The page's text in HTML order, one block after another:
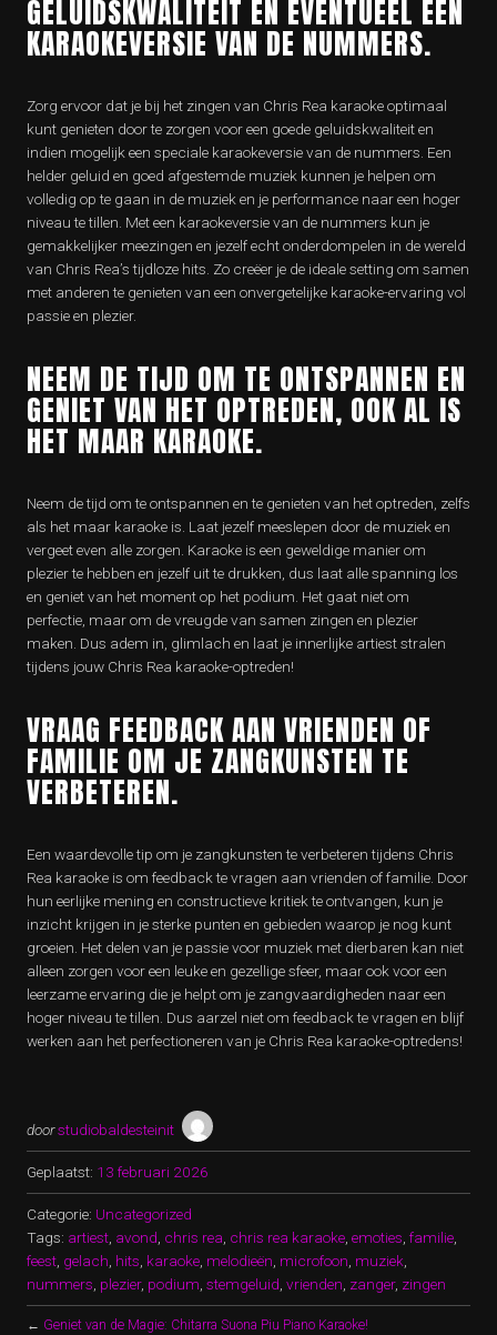
GELUIDSKWALITEIT EN EVENTUEEL EEN
KARAOKEVERSIE VAN DE NUMMERS.
Zorg ervoor dat je bij het zingen van Chris Rea karaoke optimaal
kunt genieten door te zorgen voor een goede geluidskwaliteit en
indien mogelijk een speciale karaokeversie van de nummers. Een
helder geluid en goed afgestemde muziek kunnen je helpen om
volledig op te gaan in de muziek en je performance naar een hoger
niveau te tillen. Met een karaokeversie van de nummers kun je
gemakkelijker meezingen en jezelf echt onderdompelen in de wereld
van Chris Rea’s tijdloze hits. Zo creëer je de ideale setting om samen
met anderen te genieten van een onvergetelijke karaoke-ervaring vol
passie en plezier.
NEEM DE TIJD OM TE ONTSPANNEN EN
GENIET VAN HET OPTREDEN, OOK AL IS
HET MAAR KARAOKE.
Neem de tijd om te ontspannen en te genieten van het optreden, zelfs
als het maar karaoke is. Laat jezelf meeslepen door de muziek en
vergeet even alle zorgen. Karaoke is een geweldige manier om
plezier te hebben en jezelf uit te drukken, dus laat alle spanning los
en geniet van het moment op het podium. Het gaat niet om
perfectie, maar om de vreugde van samen zingen en plezier
maken. Dus adem in, glimlach en laat je innerlijke artiest stralen
tijdens jouw Chris Rea karaoke-optreden!
VRAAG FEEDBACK AAN VRIENDEN OF
FAMILIE OM JE ZANGKUNSTEN TE
VERBETEREN.
Een waardevolle tip om je zangkunsten te verbeteren tijdens Chris
Rea karaoke is om feedback te vragen aan vrienden of familie. Door
hun eerlijke mening en constructieve kritiek te ontvangen, kun je
inzicht krijgen in je sterke punten en gebieden waarop je nog kunt
groeien. Het delen van je passie voor muziek met dierbaren kan niet
alleen zorgen voor een leuke en gezellige sfeer, maar ook voor een
leerzame ervaring die je helpt om je zangvaardigheden naar een
hoger niveau te tillen. Dus aarzel niet om feedback te vragen en blijf
werken aan het perfectioneren van je Chris Rea karaoke-optredens!
doorstudiobaldesteinit
Geplaatst: 13 februari 2026
Categorie: Uncategorized
Tags: artiest avond chris rea chris rea karaoke emoties familie
feest gelach hits karaoke melodieën microfoon muziek
nummers plezier, podium stemgeluid vrienden zanger, zingen
← Geniet van de Magie: Chitarra Suona Piu Piano Karaoke!